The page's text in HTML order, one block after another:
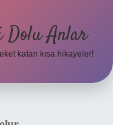
Dolu Anlar
katan kısa hikayeler!